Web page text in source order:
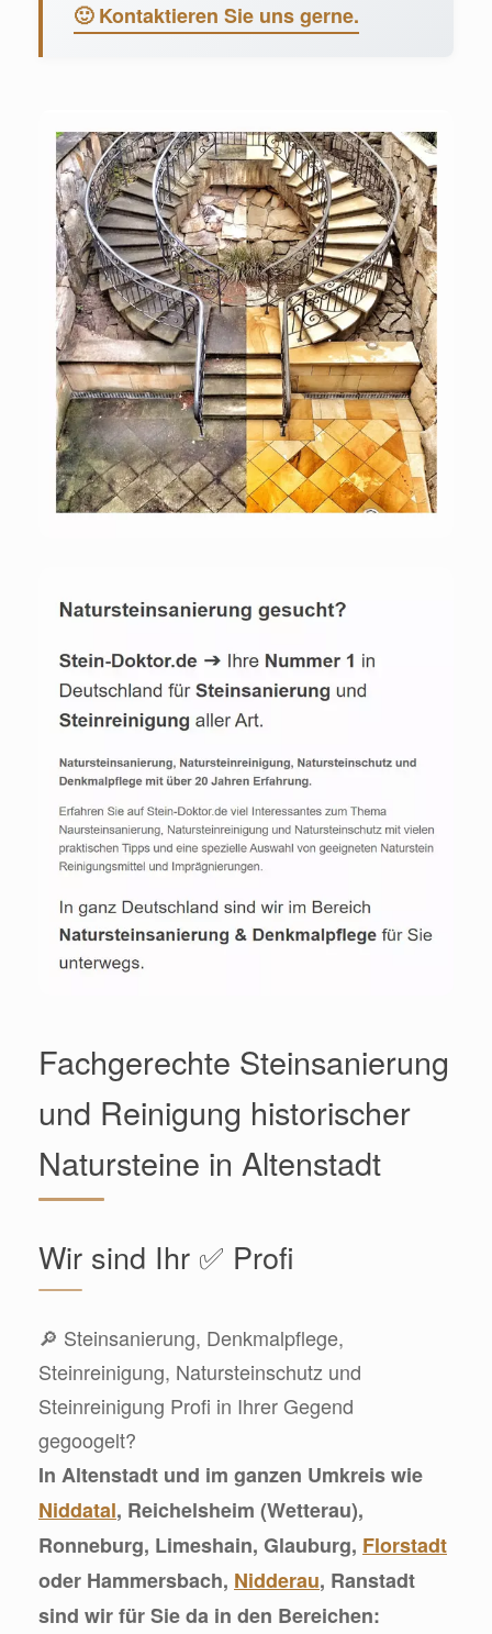
🙂 Kontaktieren Sie uns gerne.
Fachgerechte Steinsanierung
und Reinigung historischer
Natursteine in Altenstadt
Wir sind Ihr ✅ Profi
🔎 Steinsanierung, Denkmalpflege,
Steinreinigung, Natursteinschutz und
Steinreinigung Profi in Ihrer Gegend
gegoogelt?
In Altenstadt und im ganzen Umkreis wie
Niddatal, Reichelsheim (Wetterau),
Ronneburg, Limeshain, Glauburg, Florstadt
oder Hammersbach, Nidderau, Ranstadt
sind wir für Sie da in den Bereichen: